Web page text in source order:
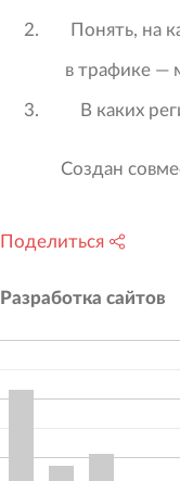
Понять, на
в трафике —
В каких
Создан
Поделиться
Разработка сайтов